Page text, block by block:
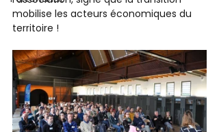
mobilise les acteurs économiques du
territoire !